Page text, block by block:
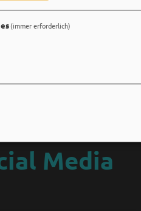
Media
(immer erforderlich)